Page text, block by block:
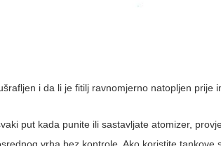
i da li je fitilj ravnomjerno natopljen prije
put kada punite ili sastavljate atomizer,